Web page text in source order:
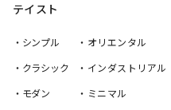
テイスト
・シンプル
・クラシック
・モダン
・オリエンタル
・インダストリアル
・ミニマル